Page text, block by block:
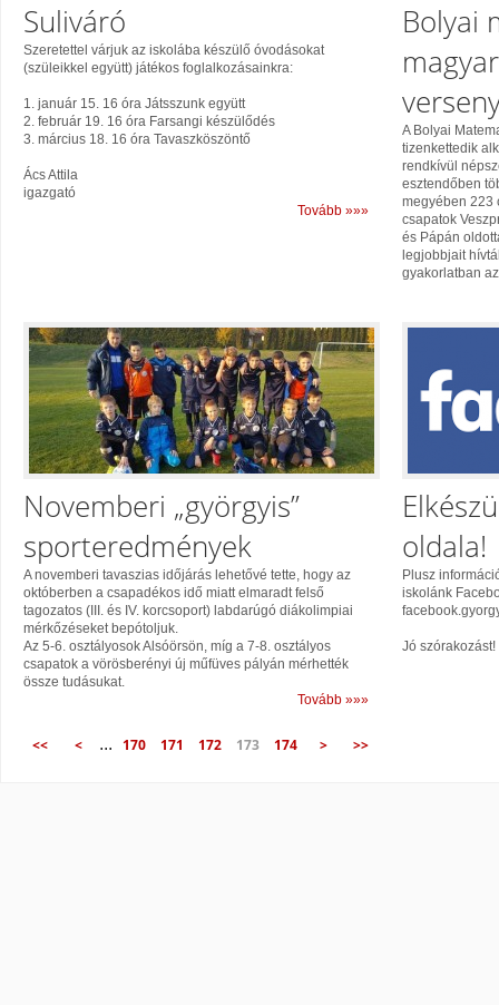
Suliváró
Szeretettel várjuk az iskolába készülő óvodásokat
(szüleikkel együtt) játékos foglalkozásainkra:
1. január 15. 16 óra Játsszunk együtt
2. február 19. 16 óra Farsangi készülődés
3. március 18. 16 óra Tavaszköszöntő
Ács Attila
igazgató
Tovább »»»
Bolyai
A Bolyai
tizenkettedik
rendkívül
esztendőben
megyében 223
csapatok
és Pápán
legjobbjait
gyakorlatban
Novemberi „györgyis”
sporteredmények
A novemberi tavaszias időjárás lehetővé tette, hogy az
októberben a csapadékos idő miatt elmaradt felső
tagozatos (III. és IV. korcsoport) labdarúgó diákolimpiai
mérkőzéseket bepótoljuk.
Az 5-6. osztályosok Alsóörsön, míg a 7-8. osztályos
csapatok a vörösberényi új műfüves pályán mérhették
össze tudásukat.
Tovább »»»
oldala!
Plusz
iskolánk
Jó szórakozást!
<< < ... 170 171 172 173 174 > >>